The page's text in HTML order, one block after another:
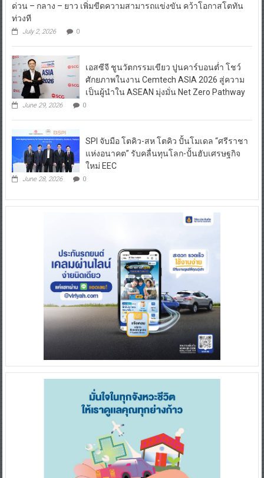
ด่วน – กลาง – ยาว เพิ่มขีดความสามารถแข่งขัน คว้าโอกาสโตทัน
ท่วงที
July 2, 2026 0
เอสซีจี ชูนวัตกรรมเขียว ปูนคาร์บอนต่ำ โชว์
ศักยภาพในงาน Cemtech ASIA 2026 สู่ความ
เป็นผู้นำใน ASEAN มุ่งมั่น Net Zero Pathway
June 29, 2026 0
SPI จับมือ โตคิว-สห โตคิว ปั้นโมเดล “ศรีราชา
แห่งอนาคต” รับคลื่นทุนโลก-ปั้นฮับเศรษฐกิจ
ใหม่ EEC
June 28, 2026 0